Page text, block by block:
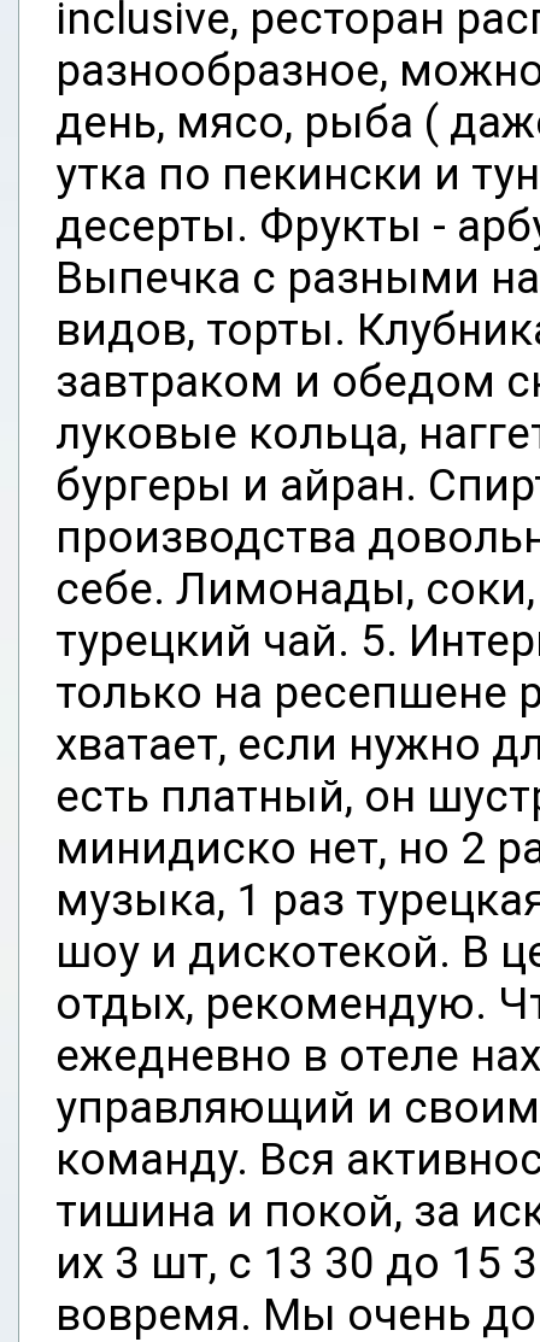
inclusive, ресторан
разнообразное,
день, мясо, рыба (
утка по пекински и
десерты. Фрукты -
Выпечка с разными
видов, торты.
завтраком и обедом
луковые кольца,
бургеры и айран.
производства
себе. Лимонады,
турецкий чай. 5.
только на ресепшене
хватает, если нужно
есть платный, он
минидиско нет, но 2
музыка, 1 раз
шоу и дискотекой. В
отдых, рекомендую.
ежедневно в отеле
управляющий и
команду. Вся
тишина и покой, за
их 3 шт, с 13 30 до 15
вовремя. Мы очень